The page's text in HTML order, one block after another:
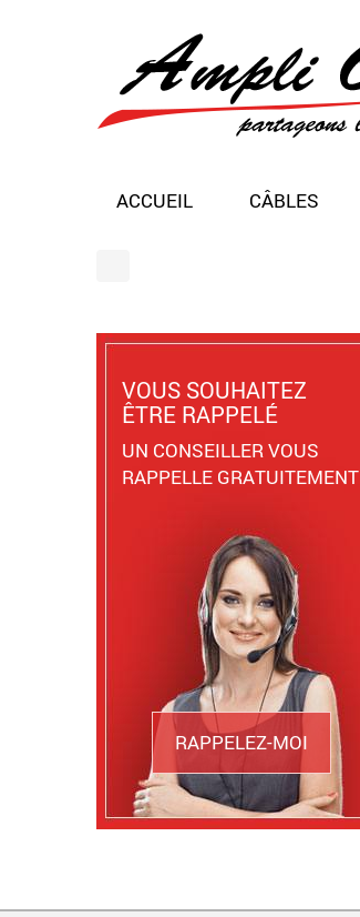
ACCUEIL CÂBLES
VOUS SOUHAITEZ
ÊTRE RAPPELÉ
UN CONSEILLER VOUS
RAPPELLE GRATUITEMENT
RAPPELEZ-MOI